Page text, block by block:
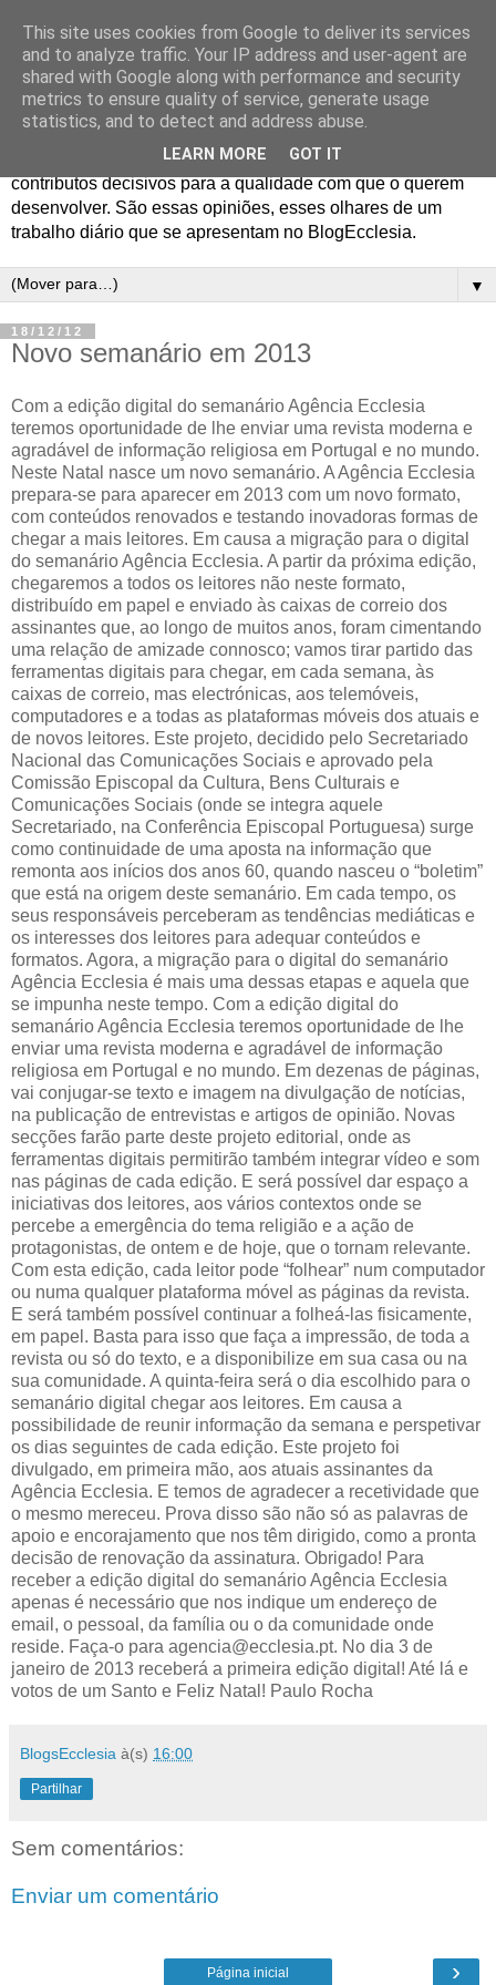
Blog Ecclesia
O jornalismo da Agência Ecclesia e dos Programas
Ecclesia e 70x7 gera opiniões entre os profissionais que o
realizam e os colaboradores em quem encontram
contributos decisivos para a qualidade com que o querem
desenvolver. São essas opiniões, esses olhares de um
trabalho diário que se apresentam no BlogEcclesia.
▼
18/12/12
Novo semanário em 2013
Com a edição digital do semanário Agência Ecclesia
teremos oportunidade de lhe enviar uma revista moderna e
agradável de informação religiosa em Portugal e no mundo.
Neste Natal nasce um novo semanário. A Agência Ecclesia
prepara-se para aparecer em 2013 com um novo formato,
com conteúdos renovados e testando inovadoras formas de
chegar a mais leitores. Em causa a migração para o digital
do semanário Agência Ecclesia. A partir da próxima edição,
chegaremos a todos os leitores não neste formato,
distribuído em papel e enviado às caixas de correio dos
assinantes que, ao longo de muitos anos, foram cimentando
uma relação de amizade connosco; vamos tirar partido das
ferramentas digitais para chegar, em cada semana, às
caixas de correio, mas electrónicas, aos telemóveis,
computadores e a todas as plataformas móveis dos atuais e
de novos leitores. Este projeto, decidido pelo Secretariado
Nacional das Comunicações Sociais e aprovado pela
Comissão Episcopal da Cultura, Bens Culturais e
Comunicações Sociais (onde se integra aquele
Secretariado, na Conferência Episcopal Portuguesa) surge
como continuidade de uma aposta na informação que
remonta aos inícios dos anos 60, quando nasceu o “boletim”
que está na origem deste semanário. Em cada tempo, os
seus responsáveis perceberam as tendências mediáticas e
os interesses dos leitores para adequar conteúdos e
formatos. Agora, a migração para o digital do semanário
Agência Ecclesia é mais uma dessas etapas e aquela que
se impunha neste tempo. Com a edição digital do
semanário Agência Ecclesia teremos oportunidade de lhe
enviar uma revista moderna e agradável de informação
religiosa em Portugal e no mundo. Em dezenas de páginas,
vai conjugar-se texto e imagem na divulgação de notícias,
na publicação de entrevistas e artigos de opinião. Novas
secções farão parte deste projeto editorial, onde as
ferramentas digitais permitirão também integrar vídeo e som
nas páginas de cada edição. E será possível dar espaço a
iniciativas dos leitores, aos vários contextos onde se
percebe a emergência do tema religião e a ação de
protagonistas, de ontem e de hoje, que o tornam relevante.
Com esta edição, cada leitor pode “folhear” num computador
ou numa qualquer plataforma móvel as páginas da revista.
E será também possível continuar a folheá-las fisicamente,
em papel. Basta para isso que faça a impressão, de toda a
revista ou só do texto, e a disponibilize em sua casa ou na
sua comunidade. A quinta-feira será o dia escolhido para o
semanário digital chegar aos leitores. Em causa a
possibilidade de reunir informação da semana e perspetivar
os dias seguintes de cada edição. Este projeto foi
divulgado, em primeira mão, aos atuais assinantes da
Agência Ecclesia. E temos de agradecer a recetividade que
o mesmo mereceu. Prova disso são não só as palavras de
apoio e encorajamento que nos têm dirigido, como a pronta
decisão de renovação da assinatura. Obrigado! Para
receber a edição digital do semanário Agência Ecclesia
apenas é necessário que nos indique um endereço de
email, o pessoal, da família ou o da comunidade onde
reside. Faça-o para agencia@ecclesia.pt. No dia 3 de
janeiro de 2013 receberá a primeira edição digital! Até lá e
votos de um Santo e Feliz Natal! Paulo Rocha
BlogsEcclesia à(s) 16:00
Partilhar
Sem comentários:
Enviar um comentário
›
Página inicial
This site uses cookies from Google to deliver its services
and to analyze traffic. Your IP address and user-agent are
shared with Google along with performance and security
metrics to ensure quality of service, generate usage
statistics, and to detect and address abuse.
LEARN MORE GOT IT